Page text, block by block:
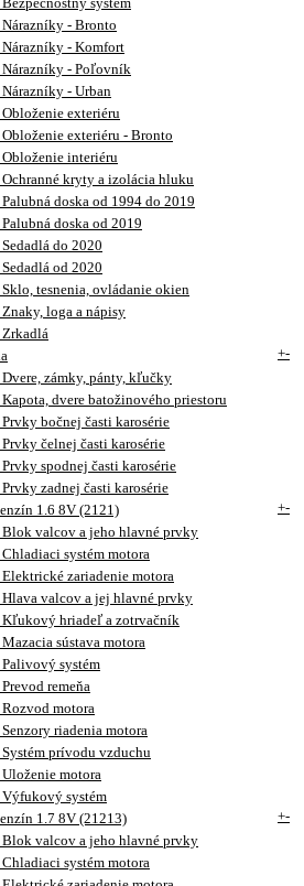
Nárazníky - Bronto
Nárazníky - Komfort
Nárazníky - Poľovník
Nárazníky - Urban
Obloženie exteriéru
Obloženie exteriéru - Bronto
Obloženie interiéru
Ochranné kryty a izolácia hluku
Palubná doska od 1994 do 2019
Palubná doska od 2019
Sedadlá do 2020
Sedadlá od 2020
Sklo, tesnenia, ovládanie okien
Znaky, loga a nápisy
Zrkadlá
+-
Dvere, zámky, pánty, kľučky
Kapota, dvere batožinového priestoru
Prvky bočnej časti karosérie
Prvky čelnej časti karosérie
Prvky spodnej časti karosérie
Prvky zadnej časti karosérie
1.6 8V (2121)
+-
Blok valcov a jeho hlavné prvky
Chladiaci systém motora
Elektrické zariadenie motora
Hlava valcov a jej hlavné prvky
Kľukový hriadeľ a zotrvačník
Mazacia sústava motora
Palivový systém
Prevod remeňa
Rozvod motora
Senzory riadenia motora
Systém prívodu vzduchu
Uloženie motora
Výfukový systém
1.7 8V (21213)
+-
Blok valcov a jeho hlavné prvky
Chladiaci systém motora